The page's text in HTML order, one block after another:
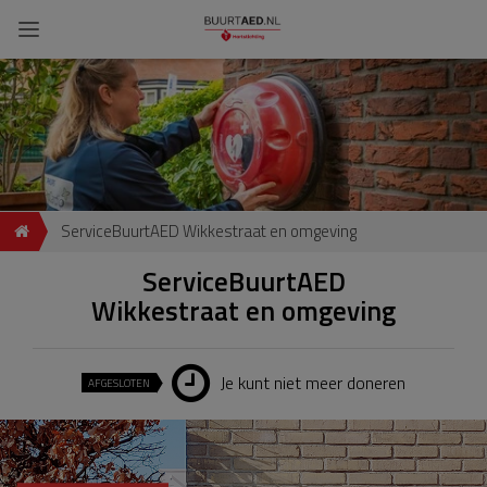
ServiceBuurtAED Wikkestraat en omgeving
ServiceBuurtAED
Wikkestraat en omgeving
AFGESLOTEN Je kunt niet meer doneren